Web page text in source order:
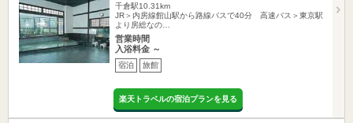
千倉駅10.31km
JR＞内房線館山駅から路線バスで40分 高速バス＞東京駅
より房総なの…
営業時間
入浴料金 ～
宿泊 旅館
楽天トラベルの宿泊プランを見る